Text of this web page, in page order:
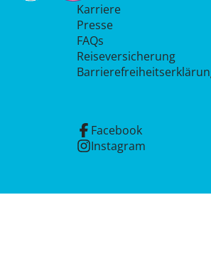
Karriere
Presse
FAQs
Reiseversicherung
Facebook
Instagram